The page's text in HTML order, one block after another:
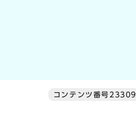
コンテンツ番号23309